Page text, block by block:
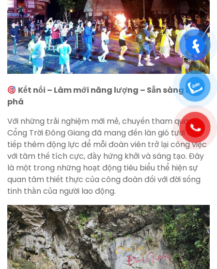
Kết nối – Làm mới năng lượng – Sẵn sàng bứt
phá
Với những trải nghiệm mới mẻ, chuyến tham quan
Cổng Trời Đông Giang đã mang đến làn gió tươi mới,
tiếp thêm động lực để mỗi đoàn viên trở lại công việc
với tâm thế tích cực, đầy hứng khởi và sáng tạo. Đây
là một trong những hoạt động tiêu biểu thể hiện sự
quan tâm thiết thực của công đoàn đối với đời sống
tinh thần của người lao động.